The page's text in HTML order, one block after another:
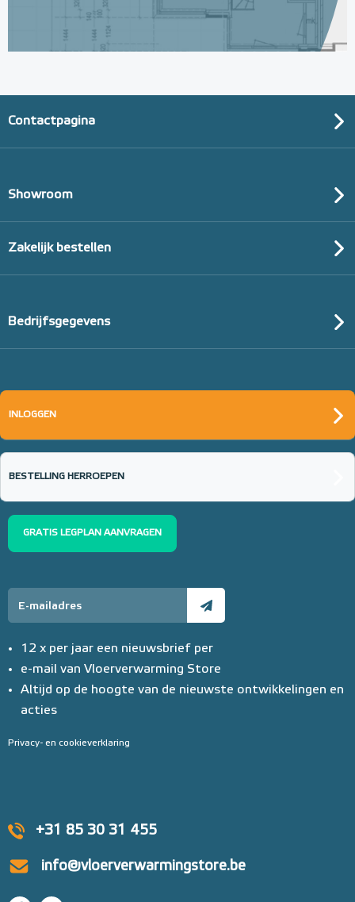
+31 85 30 31 455
info@vloerverwarmingstore.be
Contactpagina
Showroom
Zakelijk bestellen
Bedrijfsgegevens
INLOGGEN
BESTELLING HERROEPEN
GRATIS LEGPLAN AANVRAGEN
12 x per jaar een nieuwsbrief per
e-mail van Vloerverwarming Store
Altijd op de hoogte van de nieuwste ontwikkelingen en
acties
Privacy- en cookieverklaring